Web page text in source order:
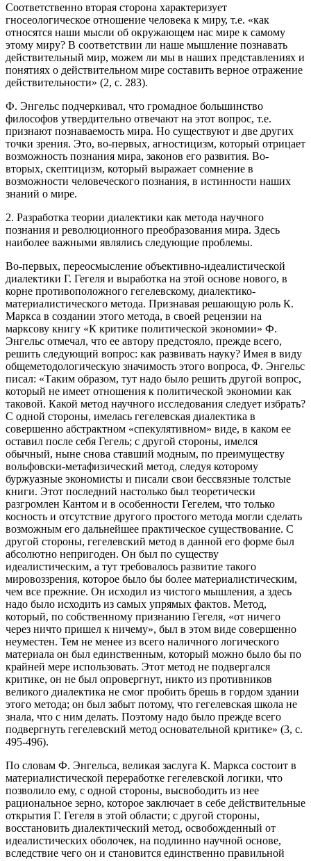
Соответственно вторая сторона характеризует
гносеологическое отношение человека к миру, т.е. «как
относятся наши мысли об окружающем нас мире к самому
этому миру? В соответствии ли наше мышление познавать
действительный мир, можем ли мы в наших представлениях и
понятиях о действительном мире составить верное отражение
действительности» (2, с. 283).
Ф. Энгельс подчеркивал, что громадное большинство
философов утвердительно отвечают на этот вопрос, т.е.
признают познаваемость мира. Но существуют и две других
точки зрения. Это, во-первых, агностицизм, который отрицает
возможность познания мира, законов его развития. Во-
вторых, скептицизм, который выражает сомнение в
возможности человеческого познания, в истинности наших
знаний о мире.
2. Разработка теории диалектики как метода научного
познания и революционного преобразования мира. Здесь
наиболее важными являлись следующие проблемы.
Во-первых, переосмысление объективно-идеалистической
диалектики Г. Гегеля и выработка на этой основе нового, в
корне противоположного гегелевскому, диалектико-
материалистического метода. Признавая решающую роль К.
Маркса в создании этого метода, в своей рецензии на
марксову книгу «К критике политической экономии» Ф.
Энгельс отмечал, что ее автору предстояло, прежде всего,
решить следующий вопрос: как развивать науку? Имея в виду
общеметодологическую значимость этого вопроса, Ф. Энгельс
писал: «Таким образом, тут надо было решить другой вопрос,
который не имеет отношения к политической экономии как
таковой. Какой метод научного исследования следует избрать?
С одной стороны, имелась гегелевская диалектика в
совершенно абстрактном «спекулятивном» виде, в каком ее
оставил после себя Гегель; с другой стороны, имелся
обычный, ныне снова ставший модным, по преимуществу
вольфовски-метафизический метод, следуя которому
буржуазные экономисты и писали свои бессвязные толстые
книги. Этот последний настолько был теоретически
разгромлен Кантом и в особенности Гегелем, что только
косность и отсутствие другого простого метода могли сделать
возможным его дальнейшее практическое существование. С
другой стороны, гегелевский метод в данной его форме был
абсолютно непригоден. Он был по существу
идеалистическим, а тут требовалось развитие такого
мировоззрения, которое было бы более материалистическим,
чем все прежние. Он исходил из чистого мышления, а здесь
надо было исходить из самых упрямых фактов. Метод,
который, по собственному признанию Гегеля, «от ничего
через ничто пришел к ничему», был в этом виде совершенно
неуместен. Тем не менее из всего наличного логического
материала он был единственным, который можно было бы по
крайней мере использовать. Этот метод не подвергался
критике, он не был опровергнут, никто из противников
великого диалектика не смог пробить брешь в гордом здании
этого метода; он был забыт потому, что гегелевская школа не
знала, что с ним делать. Поэтому надо было прежде всего
подвергнуть гегелевский метод основательной критике» (3, с.
495-496).
По словам Ф. Энгельса, великая заслуга К. Маркса состоит в
материалистической переработке гегелевской логики, что
позволило ему, с одной стороны, высвободить из нее
рациональное зерно, которое заключает в себе действительные
открытия Г. Гегеля в этой области; с другой стороны,
восстановить диалектический метод, освобожденный от
идеалистических оболочек, на подлинно научной основе,
вследствие чего он и становится единственно правильной